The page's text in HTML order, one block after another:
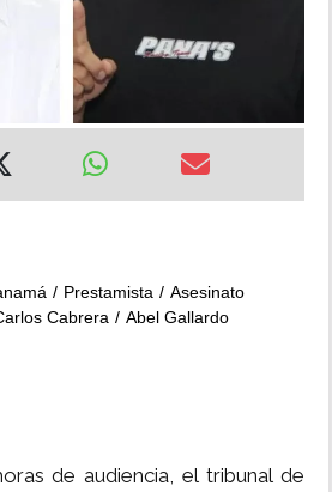
Prestamista
Asesinato
Cabrera
Abel Gallardo
de audiencia, el tribunal de